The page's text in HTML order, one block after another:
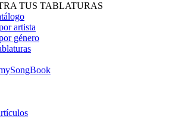
TUS TABLATURAS
artista
género